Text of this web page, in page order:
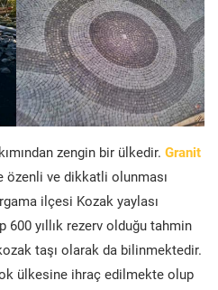
zengin bir ülkedir. Granit
özenli ve dikkatli olunması
ilçesi Kozak yaylası
600 yıllık rezerv olduğu tahmin
taşı olarak da bilinmektedir.
ülkesine ihraç edilmekte olup